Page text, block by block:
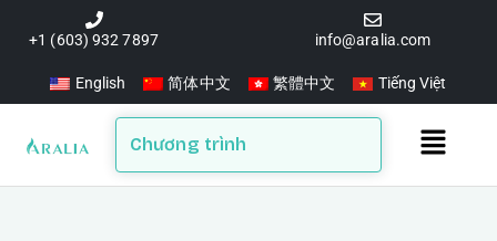
+1 (603) 932 7897 info@aralia.com
English 简体中文 繁體中文 Tiếng Việt
Chương trình
Main